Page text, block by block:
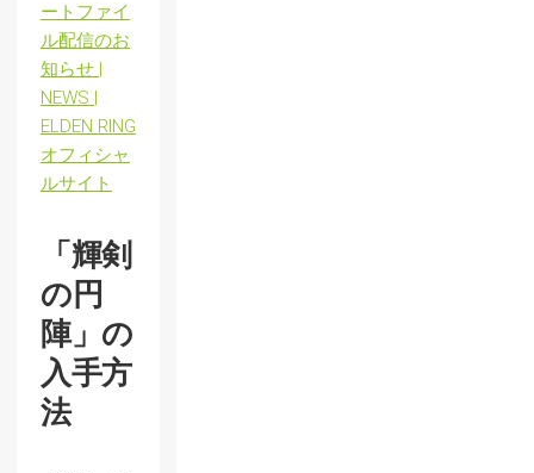
ートファイ
ル配信のお
知らせ |
NEWS |
ELDEN RING
オフィシャ
ルサイト
「輝剣
の円
陣」の
入手方
法